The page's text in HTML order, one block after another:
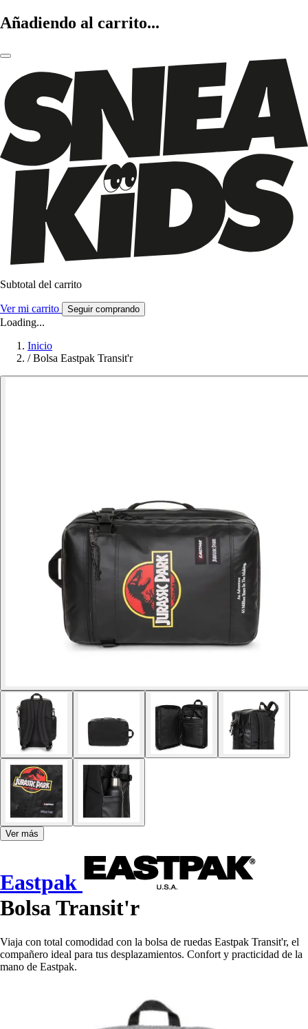
Añadiendo al carrito...
Subtotal del carrito
Ver mi carrito Seguir comprando
Loading...
Inicio
/ Bolsa Eastpak Transit'r
Ver más
Eastpak
Bolsa Transit'r
Viaja con total comodidad con la bolsa de ruedas Eastpak Transit'r, el
compañero ideal para tus desplazamientos. Confort y practicidad de la
mano de Eastpak.